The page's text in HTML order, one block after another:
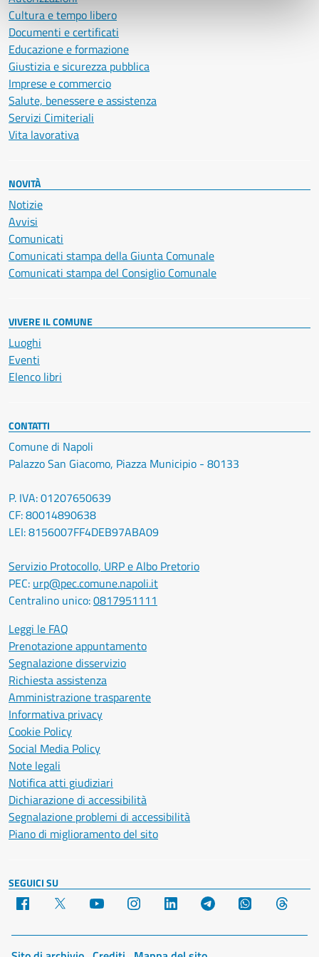
Cultura e tempo libero
Documenti e certificati
Educazione e formazione
Giustizia e sicurezza pubblica
Imprese e commercio
Salute, benessere e assistenza
Servizi Cimiteriali
Vita lavorativa
NOVITÀ
Notizie
Avvisi
Comunicati
Comunicati stampa della Giunta Comunale
Comunicati stampa del Consiglio Comunale
VIVERE IL COMUNE
Luoghi
Eventi
Elenco libri
CONTATTI
Comune di Napoli
Palazzo San Giacomo, Piazza Municipio - 80133
P. IVA: 01207650639
CF: 80014890638
LEI: 8156007FF4DEB97ABA09
Servizio Protocollo, URP e Albo Pretorio
PEC: urp@pec.comune.napoli.it
Centralino unico:0817951111
Leggi le FAQ
Prenotazione appuntamento
Segnalazione disservizio
Richiesta assistenza
Amministrazione trasparente
Informativa privacy
Cookie Policy
Social Media Policy
Note legali
Notifica atti giudiziari
Dichiarazione di accessibilità
Segnalazione problemi di accessibilità
Piano di miglioramento del sito
SEGUICI SU
Facebook YouTube Instagram LinkedIn Telegram WhatsApp